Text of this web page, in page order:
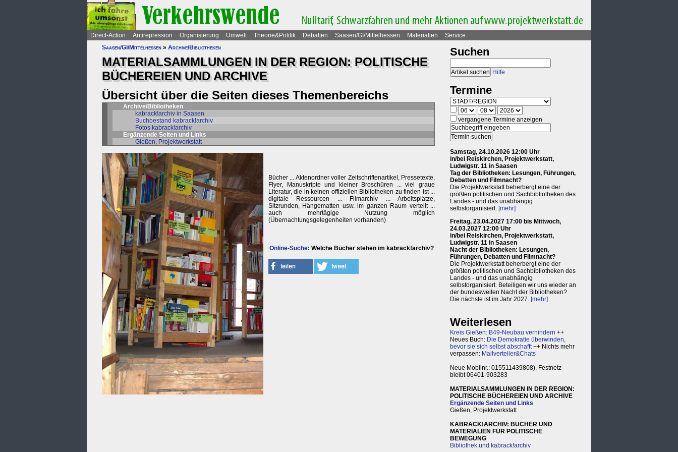
Direct-Action Antirepression Organisierung Umwelt Theorie&Politik Debatten Saasen/GI/Mittelhessen Materialien
Service
Saasen/GI/Mittelhessen » Archive/Bibliotheken
MATERIALSAMMLUNGEN IN DER REGION: POLITISCHE
BÜCHEREIEN UND ARCHIVE
Übersicht über die Seiten dieses Themenbereichs
Archive/Bibliotheken
kabrack!archiv in Saasen
Buchbestand kabrack!archiv
Fotos kabrack!archiv
Ergänzende Seiten und Links
Gießen, Projektwerkstatt
Bücher ... Aktenordner voller Zeitschriftenartikel, Pressetexte,
Flyer, Manuskripte und kleiner Broschüren ... viel graue
Literatur, die in keinen offiziellen Bibliotheken zu finden ist ...
digitale Ressourcen ... Filmarchiv ... Arbeitsplätze,
Sitzrunden, Hängematten usw. im ganzen Raum verteilt ...
auch mehrtägige Nutzung möglich
(Übernachtungsgelegenheiten vorhanden)
Online-Suche: Welche Bücher stehen im kabrack!archiv?
Suchen
Hilfe
Termine
vergangene Termine anzeigen
Samstag, 24.10.2026 12:00 Uhr
in/bei Reiskirchen, Projektwerkstatt,
Ludwigstr. 11 in Saasen
Tag der Bibliotheken: Lesungen, Führungen,
Debatten und Filmnacht?
Die Projektwerkstatt beherbergt eine der
größten politischen und Sachbibliotheken des
Landes - und das unabhängig
selbstorganisiert. [mehr]
Freitag, 23.04.2027 17:00 bis Mittwoch,
24.03.2027 12:00 Uhr
in/bei Reiskirchen, Projektwerkstatt,
Ludwigstr. 11 in Saasen
Nacht der Bibliotheken: Lesungen,
Führungen, Debatten und Filmnacht?
Die Projektwerkstatt beherbergt eine der
größten politischen und Sachbibliotheken des
Landes - und das unabhängig
selbstorganisiert. Beteiligen wir uns wieder an
der bundesweiten Nacht der Bibliotheken?
Die nächste ist im Jahr 2027. [mehr]
Weiterlesen
Kreis Gießen: B49-Neubau verhindern ++
Neues Buch: Die Demokratie überwinden,
bevor sie sich selbst abschafft++ Nichts mehr
verpassen: Mailverteiler&Chats
Neue Mobilnr.: 015511439808), Festnetz
bleibt 06401-903283
MATERIALSAMMLUNGEN IN DER REGION:
POLITISCHE BÜCHEREIEN UND ARCHIVE
Ergänzende Seiten und Links
Gießen, Projektwerkstatt
KABRACK!ARCHIV: BÜCHER UND
MATERIALIEN FÜR POLITISCHE
BEWEGUNG
Bibliothek und kabrack!archiv